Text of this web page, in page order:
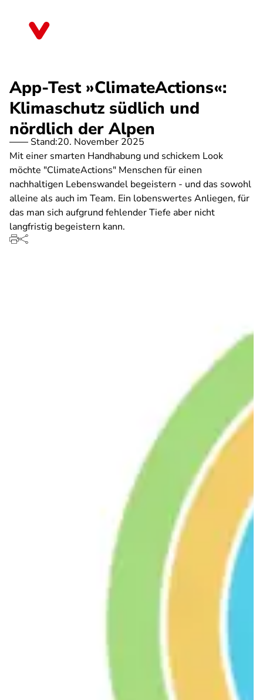
App-Test »ClimateActions«:
Klimaschutz südlich und
nördlich der Alpen
Stand:20. November 2025
Mit einer smarten Handhabung und schickem Look
möchte "ClimateActions" Menschen für einen
nachhaltigen Lebenswandel begeistern - und das sowohl
alleine als auch im Team. Ein lobenswertes Anliegen, für
das man sich aufgrund fehlender Tiefe aber nicht
langfristig begeistern kann.